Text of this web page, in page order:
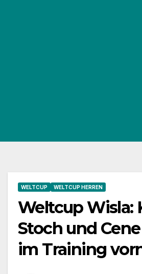
WELTCUP WELTCUP HERREN
Weltcup Wisla:
Stoch und
im Training